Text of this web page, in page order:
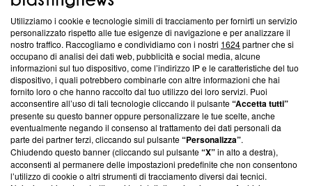
Questa sezione offre informazioni trasparenti su Blasting
News, sui nostri processi editoriali e su come ci impegniamo a
creare news di qualità. Inoltre, afferma la nostra aderenza a
‘Trust Project - News with Integrity’Blasting News non è
ancora membro del programma, ma ha richiesto di farne
parte; Trust Project non ha ancora effettuato una verifica di
conformità agli standard.
Su di noi
Team editoriale
Utilizziamo i cookie e tecnologie simili di tracciamento per fornirti un servizio
personalizzato rispetto alle tue esigenze di navigazione e per analizzare il
nostro traffico. Raccogliamo e condividiamo con i nostri 1624partner che si
occupano di analisi dei dati web, pubblicità e social media, alcune
informazioni sul tuo dispositivo, come l’indirizzo IP e le caratteristiche del tuo
dispositivo, i quali potrebbero combinarle con altre informazioni che hai
fornito loro o che hanno raccolto dal tuo utilizzo dei loro servizi. Puoi
acconsentire all’uso di tali tecnologie cliccando il pulsante“Accetta tutti”
presente su questo banner oppure personalizzare le tue scelte, anche
eventualmente negando il consenso al trattamento dei dati personali da
parte dei partner terzi, cliccando sul pulsante“Personalizza”.
Chiudendo questo banner (cliccando sul pulsante“X”in alto a destra),
acconsenti al permanere delle impostazioni predefinite che non consentono
l’utilizzo di cookie o altri strumenti di tracciamento diversi dai tecnici.